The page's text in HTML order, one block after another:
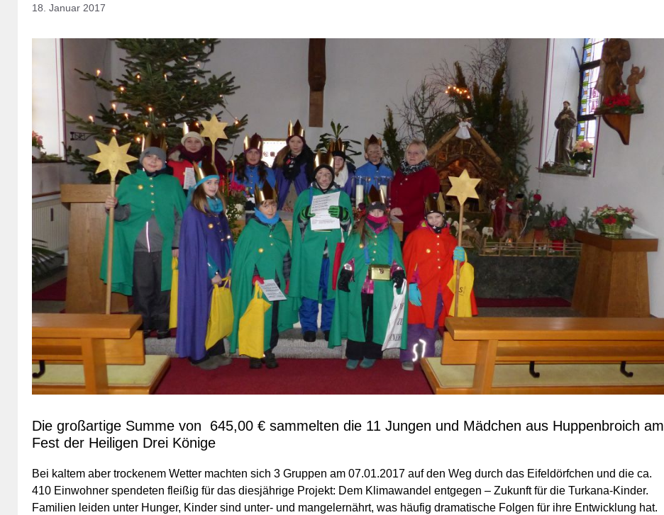
18. Januar 2017
Die großartige Summe von 645,00 € sammelten die 11 Jungen und Mädchen aus Huppenbroich am
Fest der Heiligen Drei Könige
Bei kaltem aber trockenem Wetter machten sich 3 Gruppen am 07.01.2017 auf den Weg durch das Eifeldörfchen und die ca.
410 Einwohner spendeten fleißig für das diesjährige Projekt: Dem Klimawandel entgegen – Zukunft für die Turkana-Kinder.
Familien leiden unter Hunger, Kinder sind unter- und mangelernährt, was häufig dramatische Folgen für ihre Entwicklung hat.